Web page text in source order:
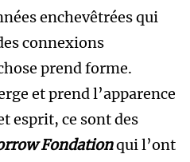
enchevêtrées qui
connexions
prend forme.
et prend l’apparence
esprit, ce sont des
Fondationqui l’ont